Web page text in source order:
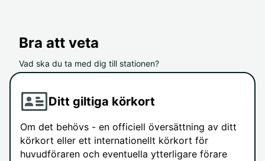
Bra att veta
Vad ska du ta med dig till stationen?
Ditt giltiga körkort
Om det behövs - en officiell översättning av ditt
körkort eller ett internationellt körkort för
huvudföraren och eventuella ytterligare förare